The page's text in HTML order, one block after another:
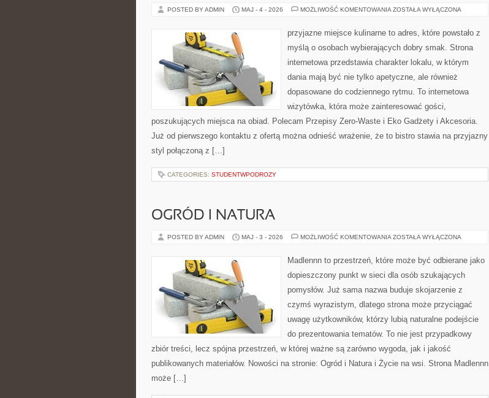
POSTED BY ADMIN MAJ - 4 - 2026 MOŻLIWOŚĆ KOMENTOWANIA DRUGIE
ZOSTAŁA WYŁĄCZONA
przyjazne miejsce kulinarne to adres, które powstało z
myślą o osobach wybierających dobry smak. Strona
internetowa przedstawia charakter lokalu, w którym
dania mają być nie tylko apetyczne, ale również
dopasowane do codziennego rytmu. To internetowa
wizytówka, która może zainteresować gości,
poszukujących miejsca na obiad. Polecam Przepisy Zero-Waste i Eko Gadżety i Akcesoria.
Już od pierwszego kontaktu z ofertą można odnieść wrażenie, że to bistro stawia na przyjazny
styl połączoną z […]
CATEGORIES: STUDENTWPODROZY
OGRÓD I NATURA
POSTED BY ADMIN MAJ - 3 - 2026 MOŻLIWOŚĆ KOMENTOWANIA OGRÓD
ZOSTAŁA WYŁĄCZONA
Madlennn to przestrzeń, które może być odbierane jako
dopieszczony punkt w sieci dla osób szukających
pomysłów. Już sama nazwa buduje skojarzenie z
czymś wyrazistym, dlatego strona może przyciągać
uwagę użytkowników, którzy lubią naturalne podejście
do prezentowania tematów. To nie jest przypadkowy
zbiór treści, lecz spójna przestrzeń, w której ważne są zarówno wygoda, jak i jakość
publikowanych materiałów. Nowości na stronie: Ogród i Natura i Życie na wsi. Strona Madlennn
może […]